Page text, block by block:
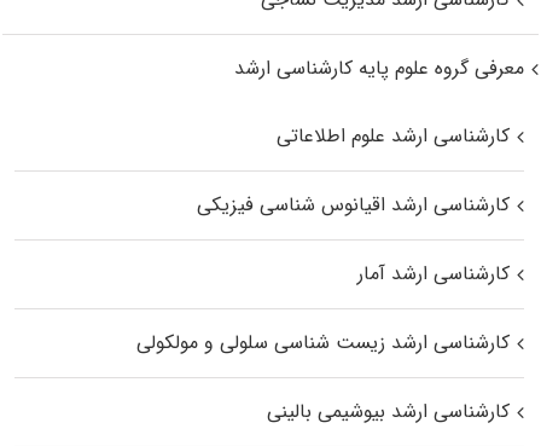
معرفی گروه علوم پایه کارشناسی ارشد
کارشناسی ارشد علوم اطلاعاتی
کارشناسی ارشد اقیانوس‌ شناسی فیزیکی
کارشناسی ارشد آمار
کارشناسی ارشد زیست شناسی سلولی و مولکولی
کارشناسی ارشد بیوشیمی بالینی